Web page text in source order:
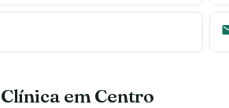
em Centro